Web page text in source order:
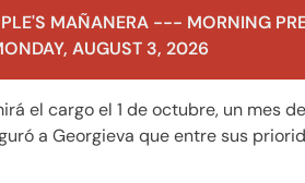
MAÑANERA --- MORNING
AUGUST 3, 2026
el cargo el 1 de octubre, un mes
a Georgieva que entre sus